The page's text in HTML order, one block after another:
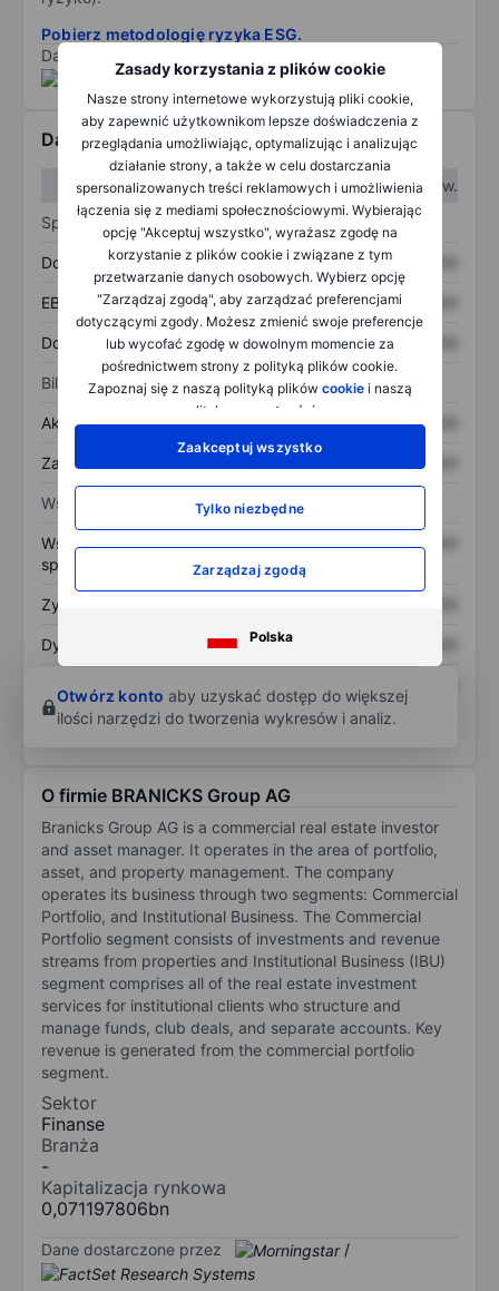
Zasady korzystania z plików cookie
Nasze strony internetowe wykorzystują pliki cookie,
aby zapewnić użytkownikom lepsze doświadczenia z
przeglądania umożliwiając, optymalizując i analizując
działanie strony, a także w celu dostarczania
spersonalizowanych treści reklamowych i umożliwienia
łączenia się z mediami społecznościowymi. Wybierając
opcję "Akceptuj wszystko", wyrażasz zgodę na
korzystanie z plików cookie i związane z tym
przetwarzanie danych osobowych. Wybierz opcję
"Zarządzaj zgodą", aby zarządzać preferencjami
dotyczącymi zgody. Możesz zmienić swoje preferencje
lub wycofać zgodę w dowolnym momencie za
pośrednictwem strony z polityką plików cookie.
Zapoznaj się z naszą polityką plików cookiei naszą
polityką
prywatności
Zaakceptuj wszystko
Tylko niezbędne
Zarządzaj zgodą
Polska
Pobierz metodologię ryzyka ESG.
Dane dostarczone przez
Dane finansowe
W I kw.
W II kw.
Sprawozdanie z zysków
Dochód XXXXXXX XXXXXXX
EBITDA XXXXXXX XXXXXXX
Dochód netto XXXXXXX XXXXXXX
Bilans
Aktywa ogółem XXXXXXX XXXXXXX
Zadłużenie ogółem XXXXXXX
Wskaźniki
Współczynnik cena do
sprzedaży
XXXXXXX XXXXXXX
Zysk na akcję
Dywidenda na akcję XXXXXXX
własnego
Otwórz konto aby uzyskać dostęp do większej
ilości narzędzi do tworzenia wykresów i analiz.
O firmie BRANICKS Group AG
Branicks Group AG is a commercial real estate investor
and asset manager. It operates in the area of portfolio,
asset, and property management. The company
operates its business through two segments: Commercial
Portfolio, and Institutional Business. The Commercial
Portfolio segment consists of investments and revenue
streams from properties and Institutional Business (IBU)
segment comprises all of the real estate investment
services for institutional clients who structure and
manage funds, club deals, and separate accounts. Key
revenue is generated from the commercial portfolio
segment.
Sektor
Finanse
Branża
-
Kapitalizacja rynkowa
0,071197806bn
Dane dostarczone przez /